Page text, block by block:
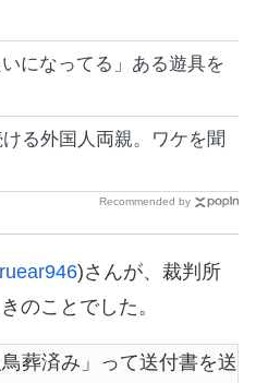
になってる」ある遊具を
る外国人両親。ワケを聞
Recommended by
)さんが、裁判所
のことでした。
葬済み」って送付書を送